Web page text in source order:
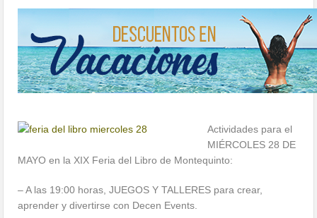
Actividades para el
MIÉRCOLES 28 DE
MAYO en la XIX Feria del Libro de Montequinto:
– A las 19:00 horas, JUEGOS Y TALLERES para crear,
aprender y divertirse con Decen Events.